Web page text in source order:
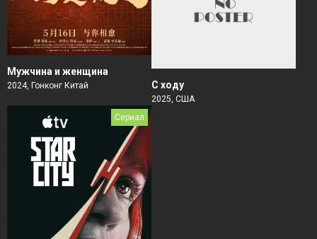
Мужчина и женщина
2024, Гонконг Китай С ходу
2025, США
Сериал